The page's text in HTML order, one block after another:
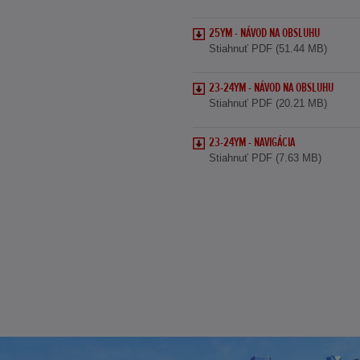
25YM - NÁVOD NA OBSLUHU
Stiahnuť PDF (51.44 MB)
23-24YM - NÁVOD NA OBSLUHU
Stiahnuť PDF (20.21 MB)
23-24YM - NAVIGÁCIA
Stiahnuť PDF (7.63 MB)